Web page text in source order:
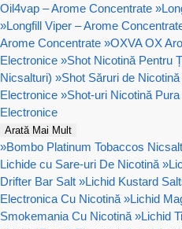
Oil4vap – Arome Concentrate »
»Longfill Viper – Arome
Arome Concentrate »OXVA OX
Electronice »Shot Nicotină Pentru
Nicsalturi) »Shot Săruri de
Electronice »Shot-uri Nicotină
Electronice
Arată Mai Mult
»Bombo Platinum Tobaccos
Lichide cu Sare-uri De Nicotină »
Drifter Bar Salt »Lichid Kustard
Electronica Cu Nicotină »Lichid
Smokemania Cu Nicotină »Lichid